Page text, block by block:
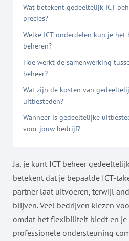
Wat betekent gedeeltelijk ICT
precies?
Welke ICT-onderdelen kun je het
beheren?
Hoe werkt de samenwerking
beheer?
Wat zijn de kosten van
uitbesteden?
Wanneer is gedeeltelijke
voor jouw bedrijf?
Ja, je kunt ICT beheer
betekent dat je bepaalde ICT-
partner laat uitvoeren, terwijl
blijven. Veel bedrijven kiezen
omdat het flexibiliteit biedt en je
professionele ondersteuning